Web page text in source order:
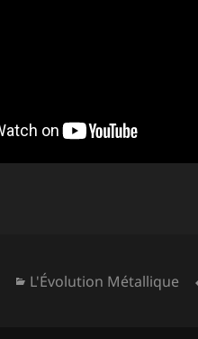
Catégories
L'Évolution Métallique